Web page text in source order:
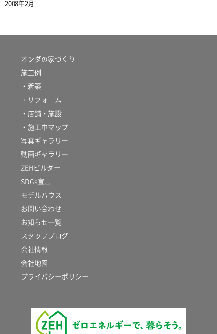
2008年2月
オンダの家づくり
施工例
・新築
・リフォーム
・店舗・施設
・施工中マップ
写真ギャラリー
動画ギャラリー
ZEHビルダー
SDGs宣言
モデルハウス
お問い合わせ
お知らせ一覧
スタッフブログ
会社情報
会社地図
プライバシーポリシー